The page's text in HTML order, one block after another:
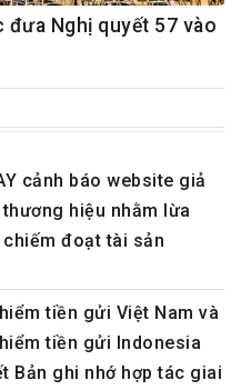
đưa Nghị quyết 57 vào
cảnh báo website giả
hiệu nhằm lừa
đoạt tài sản
tiền gửi Việt Nam và
tiền gửi Indonesia
Bản ghi nhớ hợp tác giai